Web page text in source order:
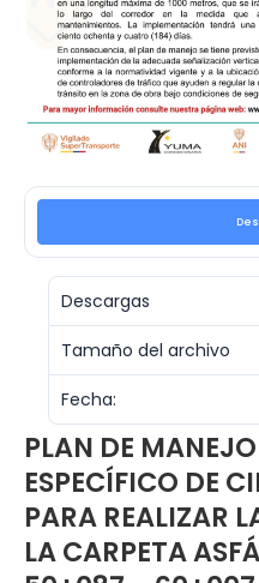
Descargas
Tamaño del archivo
Fecha:
PLAN DE
ESPECÍFICO DE
PARA REALIZAR
LA CARPETA